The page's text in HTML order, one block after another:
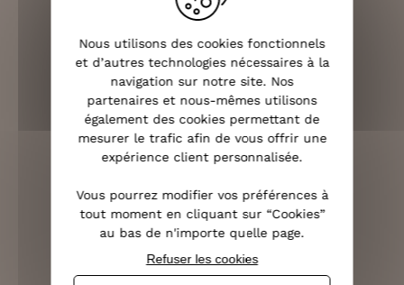
LIVRAISON RAPIDE
OFFERTE DÈS 70€
RETOURS SOUS 14 JOURS
SERVICE CLIENT
Nous utilisons des cookies fonctionnels
et d’autres technologies nécessaires à la
navigation sur notre site. Nos
partenaires et nous-mêmes utilisons
également des cookies permettant de
mesurer le trafic afin de vous offrir une
expérience client personnalisée.
Vous pourrez modifier vos préférences à
tout moment en cliquant sur “Cookies”
au bas de n'importe quelle page.
Refuser les cookies